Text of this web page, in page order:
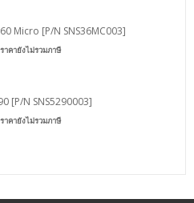
Micro [P/N SNS36MC003]
ราคายังไม่รวมภาษี
[P/N SNS5290003]
ราคายังไม่รวมภาษี